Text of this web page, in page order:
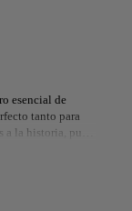
esencial de
tanto para
la historia, pues
monumentos